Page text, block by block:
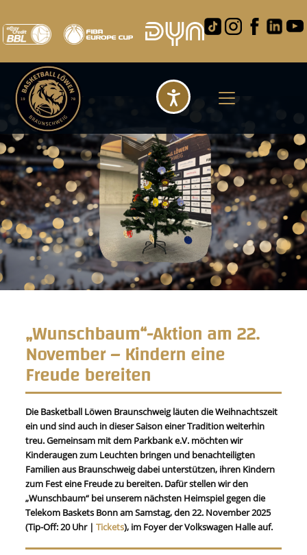
„Wunschbaum“-Aktion am 22.
November – Kindern eine
Freude bereiten
Die Basketball Löwen Braunschweig läuten die Weihnachtszeit
ein und sind auch in dieser Saison einer Tradition weiterhin
treu. Gemeinsam mit dem Parkbank e.V. möchten wir
Kinderaugen zum Leuchten bringen und benachteiligten
Familien aus Braunschweig dabei unterstützen, ihren Kindern
zum Fest eine Freude zu bereiten. Dafür stellen wir den
„Wunschbaum“ bei unserem nächsten Heimspiel gegen die
Telekom Baskets Bonn am Samstag, den 22. November 2025
(Tip-Off: 20 Uhr |Tickets), im Foyer der Volkswagen Halle auf.